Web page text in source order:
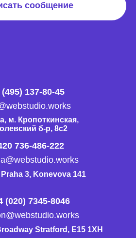
сообщение
137-80-45
м. Кропоткинская,
б-р, 8с2
(020) 7345-8046
Stratford, E15 1XH
736-486-222
Praha 3, Konevova 141